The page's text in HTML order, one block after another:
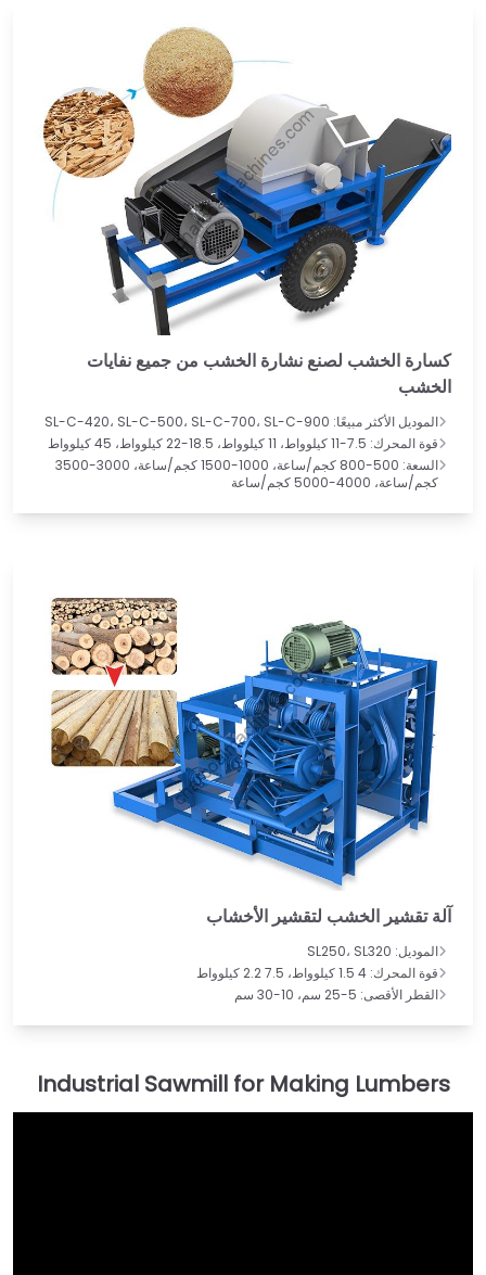
كسارة الخشب لصنع نشارة الخشب من جميع نفايات
الخشب
الموديل الأكثر مبيعًا: SL-C-420، SL-C-500، SL-C-700، SL-C-900
قوة المحرك: 7.5-11 كيلوواط، 11 كيلوواط، 18.5-22 كيلوواط، 45 كيلوواط
السعة: 500-800 كجم/ساعة، 1000-1500 كجم/ساعة، 3000-3500
كجم/ساعة، 4000-5000 كجم/ساعة
آلة تقشير الخشب لتقشير الأخشاب
الموديل: SL250، SL320
قوة المحرك: 4 1.5 كيلوواط، 7.5 2.2 كيلوواط
القطر الأقصى: 5-25 سم، 10-30 سم